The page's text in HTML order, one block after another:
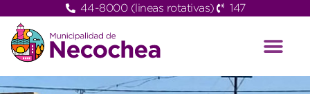
44-8000 (lineas rotativas) 147